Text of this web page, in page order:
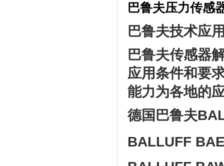
巴鲁夫压力传感
巴鲁夫技术应
巴鲁夫传感器
应用条件和要
能力为各地的
德国巴鲁夫
BALLUFF